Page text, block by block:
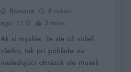
Romana
8 rokov
ago
0 2 mins
Ak si myslíte, že ste už videli
všetko, tak pri pohľade na
nasledujúci obrázok ste museli